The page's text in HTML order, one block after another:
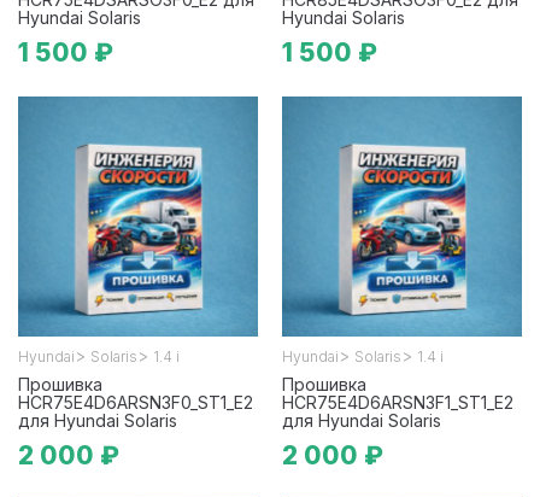
Hyundai Solaris
1 500 ₽
Hyundai Solaris
1 500 ₽
Hyundai > Solaris > 1.4 i
Прошивка
HCR75E4D6ARSN3F0_ST1_E2
для Hyundai Solaris
2 000 ₽
Hyundai > Solaris > 1.4 i
Прошивка
HCR75E4D6ARSN3F1_ST1_E2
для Hyundai Solaris
2 000 ₽